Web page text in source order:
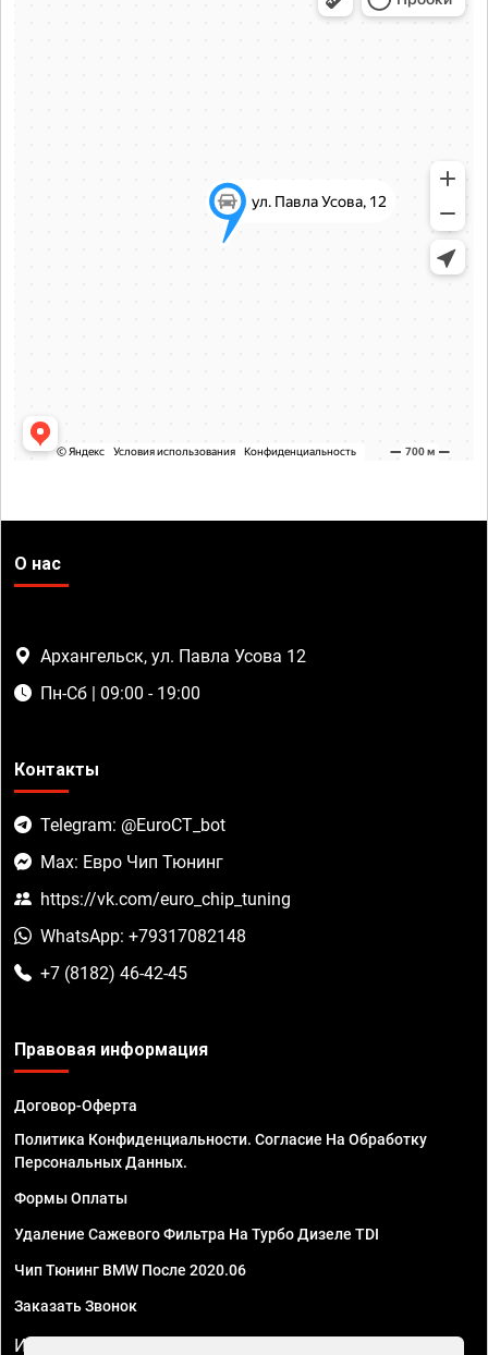
О нас
Архангельск, ул. Павла Усова 12
Пн-Сб | 09:00 - 19:00
Контакты
Telegram: @EuroCT_bot
Max: Евро Чип Тюнинг
https://vk.com/euro_chip_tuning
WhatsApp: +79317082148
+7 (8182) 46-42-45
Правовая информация
Договор-Оферта
Политика Конфиденциальности. Согласие На Обработку
Персональных Данных.
Формы Оплаты
Удаление Сажевого Фильтра На Турбо Дизеле TDI
Чип Тюнинг BMW После 2020.06
Заказать Звонок
ИП Смирнов Георгий Павлович. ИНН 781302555843,